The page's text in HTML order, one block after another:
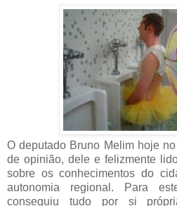
O deputado Bruno Melim hoje
de opinião, dele e felizmente
sobre os conhecimentos do
autonomia regional. Para
conseguiu tudo por si